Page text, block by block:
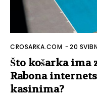
CROSARKA.COM -20
Što košarka ima
Rabona
kasinima?